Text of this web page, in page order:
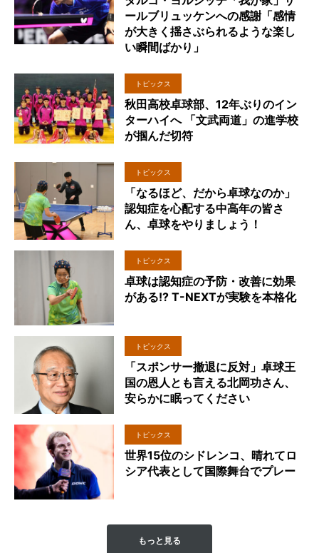
ールブリュッケンへの感謝「感情
が大きく揺さぶられるような楽し
い瞬間ばかり」
トピックス
秋田高校卓球部、12年ぶりのイン
ターハイへ 「文武両道」の進学校
が掴んだ切符
トピックス
「なるほど、だから卓球なのか」
認知症を心配する中高年の皆さ
ん、卓球をやりましょう！
トピックス
卓球は認知症の予防・改善に効果
がある!? T-NEXTが実験を本格化
トピックス
「スポンサー撤退に反対」卓球王
国の恩人とも言える北岡功さん、
安らかに眠ってください
トピックス
世界15位のシドレンコ、晴れてロ
シア代表として国際舞台でプレー
もっと見る